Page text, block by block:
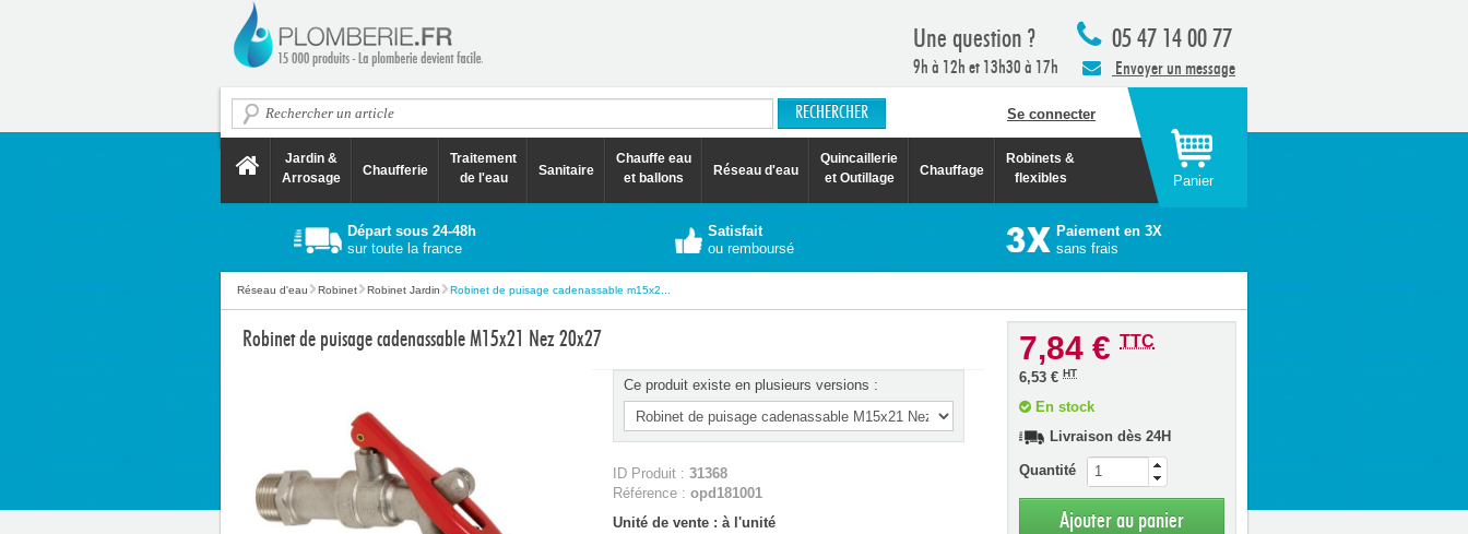
05 47 14 00 77
Envoyer un message
Une question ?
9h à 12h et 13h30 à 17h
Se connecter
Jardin &
Arrosage
Chaufferie
Traitement
de l'eau
Sanitaire
Chauffe eau
et ballons
Réseau d'eau
Quincaillerie
et Outillage
Chauffage
Robinets &
flexibles
Panier
Départ sous 24-48h
sur toute la france
Satisfait
ou remboursé
Paiement en 3X
sans frais
Réseau d'eau Robinet Robinet Jardin Robinet de puisage cadenassable m15x2...
Robinet de puisage cadenassable M15x21 Nez 20x27
Ce produit existe en plusieurs versions :
ID Produit : 31368
Référence : opd181001
Unité de vente : à l'unité
7,84 € TTC
6,53 € HT
En stock
Livraison dès 24H
Quantité
Ajouter au panier